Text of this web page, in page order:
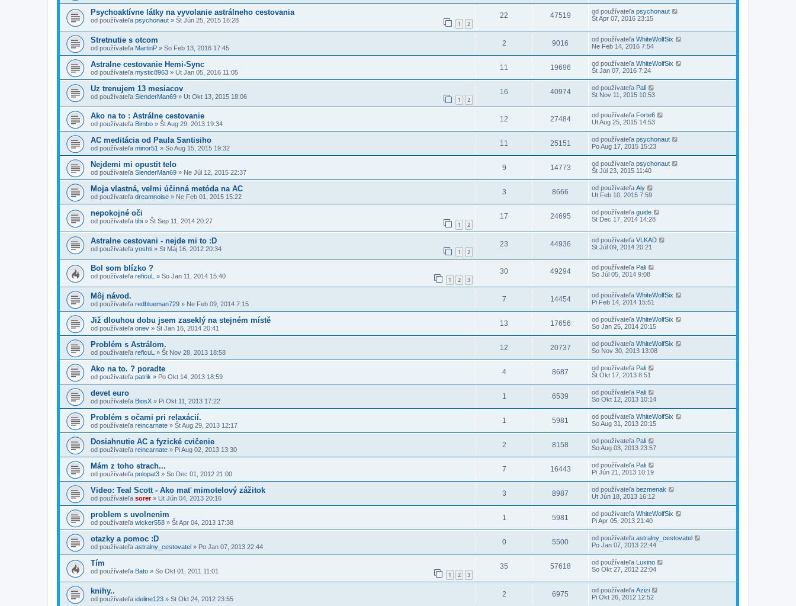
Psychoaktívne látky na vyvolanie astrálneho cestovania
od používateľa psychonaut » Št Jún 25, 2015 16:28 1 2
22 47519 od používateľa psychonaut
Št Apr 07, 2016 23:15
Stretnutie s otcom
od používateľa MartinP » So Feb 13, 2016 17:45
2 9016 od používateľa WhiteWolfSix
Ne Feb 14, 2016 7:54
Astralne cestovanie Hemi-Sync
od používateľa mystic8963 » Ut Jan 05, 2016 11:05
11 19696 od používateľa WhiteWolfSix
Št Jan 07, 2016 7:24
Uz trenujem 13 mesiacov
od používateľa SlenderMan69 » Ut Okt 13, 2015 18:06 1 2
16 40974 od používateľa Pali
St Nov 11, 2015 10:53
Ako na to : Astrálne cestovanie
od používateľa Bimbo » Št Aug 29, 2013 19:34
12 27484 od používateľa Forte6
Ut Aug 25, 2015 14:53
AC meditácia od Paula Santisiho
od používateľa minor51 » So Aug 15, 2015 19:32
11 25151 od používateľa psychonaut
Po Aug 17, 2015 15:23
Nejdemi mi opustit telo
od používateľa SlenderMan69 » Ne Júl 12, 2015 22:37
9 14773 od používateľa psychonaut
Št Júl 23, 2015 11:40
Moja vlastná, velmi účinná metóda na AC
od používateľa dreamnoise » Ne Feb 01, 2015 15:22
3 8666 od používateľa Aiy
Ut Feb 10, 2015 7:59
nepokojné oči
od používateľa tibi » Št Sep 11, 2014 20:27 1 2
17 24695 od používateľa guide
St Dec 17, 2014 14:28
Astralne cestovani - nejde mi to :D
od používateľa yoshti » St Máj 16, 2012 20:34 1 2
23 44936 od používateľa VLKAD
St Júl 09, 2014 20:21
Bol som blízko ?
od používateľa reficuL » So Jan 11, 2014 15:40 1 2 3
30 49294 od používateľa Pali
So Júl 05, 2014 9:08
Môj návod.
od používateľa redblueman729 » Ne Feb 09, 2014 7:15
7 14454 od používateľa WhiteWolfSix
Pi Feb 14, 2014 15:51
Již dlouhou dobu jsem zaseklý na stejném místě
od používateľa onev » Št Jan 16, 2014 20:41
13 17656 od používateľa WhiteWolfSix
So Jan 25, 2014 20:15
Problém s Astrálom.
od používateľa reficuL » Št Nov 28, 2013 18:58
12 20737 od používateľa WhiteWolfSix
So Nov 30, 2013 13:08
Ako na to. ? poradte
od používateľa patrik » Po Okt 14, 2013 18:59
4 8687 od používateľa Pali
Št Okt 17, 2013 8:51
devet euro
od používateľa BiosX » Pi Okt 11, 2013 17:22
1 6539 od používateľa Pali
So Okt 12, 2013 10:14
Problém s očami pri relaxácií.
od používateľa reincarnate » Št Aug 29, 2013 12:17
1 5981 od používateľa WhiteWolfSix
So Aug 31, 2013 20:15
Dosiahnutie AC a fyzické cvičenie
od používateľa reincarnate » Pi Aug 02, 2013 13:30
2 8158 od používateľa Pali
So Aug 03, 2013 23:57
Mám z toho strach...
od používateľa polopat3 » So Dec 01, 2012 21:00
7 16443 od používateľa Pali
Pi Jún 21, 2013 10:19
Video: Teal Scott - Ako mať mimotelový zážitok
od používateľa sorer» Ut Jún 04, 2013 20:16
3 8987 od používateľa bezmenak
Ut Jún 18, 2013 16:12
problem s uvolnenim
od používateľa wicker558 » Št Apr 04, 2013 17:38
1 5981 od používateľa WhiteWolfSix
Pi Apr 05, 2013 21:40
otazky a pomoc :D
od používateľa astralny_cestovatel » Po Jan 07, 2013 22:44
0 5500 od používateľa astralny_cestovatel
Po Jan 07, 2013 22:44
Tím
od používateľa Bato » So Okt 01, 2011 11:01 1 2 3
35 57618 od používateľa Luxino
So Okt 27, 2012 22:04
knihy..
od používateľa ideline123 » St Okt 24, 2012 23:55
2 6975 od používateľa Azizi
Pi Okt 26, 2012 12:52